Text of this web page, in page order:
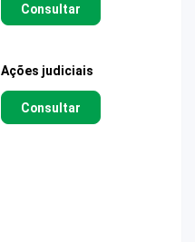
Consultar
Ações judiciais
Consultar